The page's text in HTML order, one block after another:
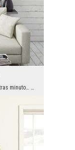
Tic… ​​tac… tic… tac… hora tras hora, minuto tras minuto… El tiempo es algo que puede llenarnos o...